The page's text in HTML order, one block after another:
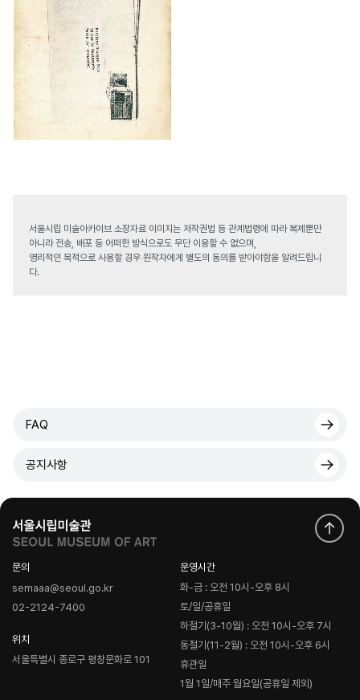
서울시립 미술아카이브 소장자료 이미지는 저작권법 등 관계법령에 따라 복제뿐만
아니라 전송, 배포 등 어떠한 방식으로도 무단 이용할 수 없으며,
영리적인 목적으로 사용할 경우 원작자에게 별도의 동의를 받아야함을 알려드립니
다.
FAQ
공지사항
문의
semaaa@seoul.go.kr
02-2124-7400
위치
서울특별시 종로구 평창문화로 101
운영시간
화-금 : 오전 10시-오후 8시
토/일/공휴일
하절기(3-10월) : 오전 10시-오후 7시
동절기(11-2월) : 오전 10시-오후 6시
휴관일
1월 1일/매주 월요일(공휴일 제외)